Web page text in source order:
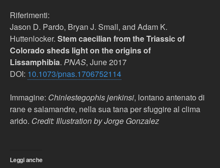
Riferimenti:
Jason D. Pardo, Bryan J. Small, and Adam K.
Huttenlocker. Stem caecilian from the Triassic of
Colorado sheds light on the origins of
Lissamphibia. PNAS, June 2017
DOI: 10.1073/pnas.1706752114
Immagine: Chinlestegophis jenkinsi, lontano antenato di
rane e salamandre, nella sua tana per sfuggire al clima
arido. Credit: Illustration by Jorge Gonzalez
Leggi anche